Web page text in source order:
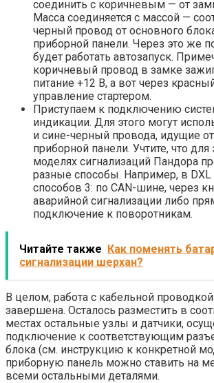
соединить с коричневым — от
Масса соединяется с массой —
черный провод от основного
приборной панели. Через это же
будет работать автозапуск.
коричневый провод в замке
питание +12 В, а вот через
управление стартером.
Приступаем к подключению
индикации. Для этого могут
и сине-черный провода, идущие
приборной панели. Учтите, что
моделях сигнализаций Пандора
разные способы. Например, в DXL
способов 3: по CAN-шине, через
аварийной сигнализации либо
подключение к поворотникам.
Читайте также Как поменять
сигнализации шерхан?
В целом, работа с кабельной
завершена. Осталось разместить в
местах остальные узлы и датчики,
подключение к соответствующим
блока (см. инструкцию к конкретной
приборную панель можно ставить на
всеми остальными деталями.